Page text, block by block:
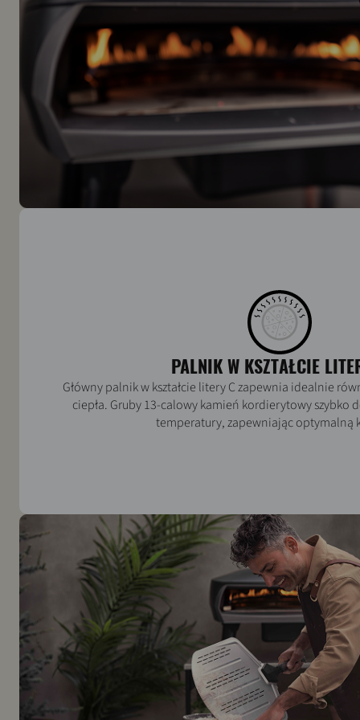
PALNIK W KSZTAŁCIE
Główny palnik w kształcie litery C zapewnia idealnie
ciepła. Gruby 13-calowy kamień kordierytowy szybko
temperatury, zapewniając optymalną